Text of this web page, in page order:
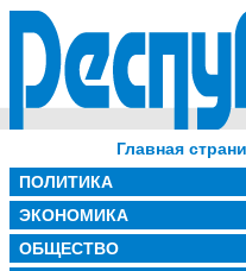
Главная
ПОЛИТИКА
ЭКОНОМИКА
ОБЩЕСТВО